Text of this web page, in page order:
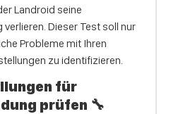
Landroid seine
Dieser Test soll nur
Probleme mit Ihren
zu identifizieren.
für
prüfen 🔧